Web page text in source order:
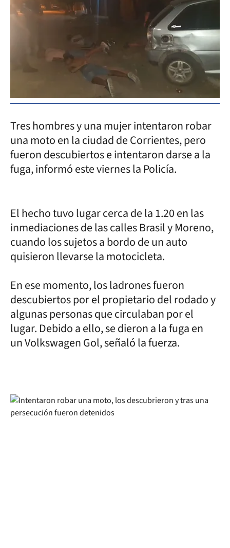
Tres hombres y una mujer intentaron robar
una moto en la ciudad de Corrientes, pero
fueron descubiertos e intentaron darse a la
fuga, informó este viernes la Policía.
El hecho tuvo lugar cerca de la 1.20 en las
inmediaciones de las calles Brasil y Moreno,
cuando los sujetos a bordo de un auto
quisieron llevarse la motocicleta.
En ese momento, los ladrones fueron
descubiertos por el propietario del rodado y
algunas personas que circulaban por el
lugar. Debido a ello, se dieron a la fuga en
un Volkswagen Gol, señaló la fuerza.